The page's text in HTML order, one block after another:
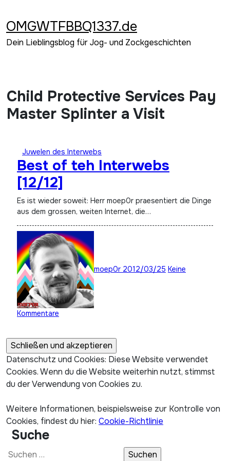
springen
OMGWTFBBQ1337.de
Dein Lieblingsblog für Jog- und Zockgeschichten
Child Protective Services Pay
Master Splinter a Visit
Juwelen des Interwebs
Best of teh Interwebs
[12/12]
Es ist wieder soweit: Herr moep0r praesentiert die Dinge
aus dem grossen, weiten Internet, die…
moep0r 2012/03/25 Keine
Kommentare
Datenschutz und Cookies: Diese Website verwendet
Cookies. Wenn du die Website weiterhin nutzt, stimmst
du der Verwendung von Cookies zu.
Weitere Informationen, beispielsweise zur Kontrolle von
Cookies, findest du hier: Cookie-Richtlinie
Suche
Suchen